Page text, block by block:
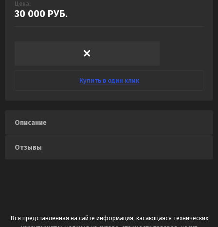
Цена:
30 000 РУБ.
Купить в один клик
Описание
Отзывы
Вся представленная на сайте информация, касающаяся технических